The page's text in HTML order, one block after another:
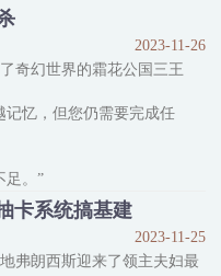
，跌下神坛
主炫耀的玩具
难以维持，受本能驱使的低
逻辑，劳资也要把你这狗比
似乎比书中要提前不少，
2023-11-26
奇幻世界的霜花公国三王
记忆，但您仍需要完成任
足。”
很上头，但第一次通关没成
次玩游戏都做了什么选择。
卡系统搞基建
2023-11-25
弗朗西斯迎来了领主夫妇最